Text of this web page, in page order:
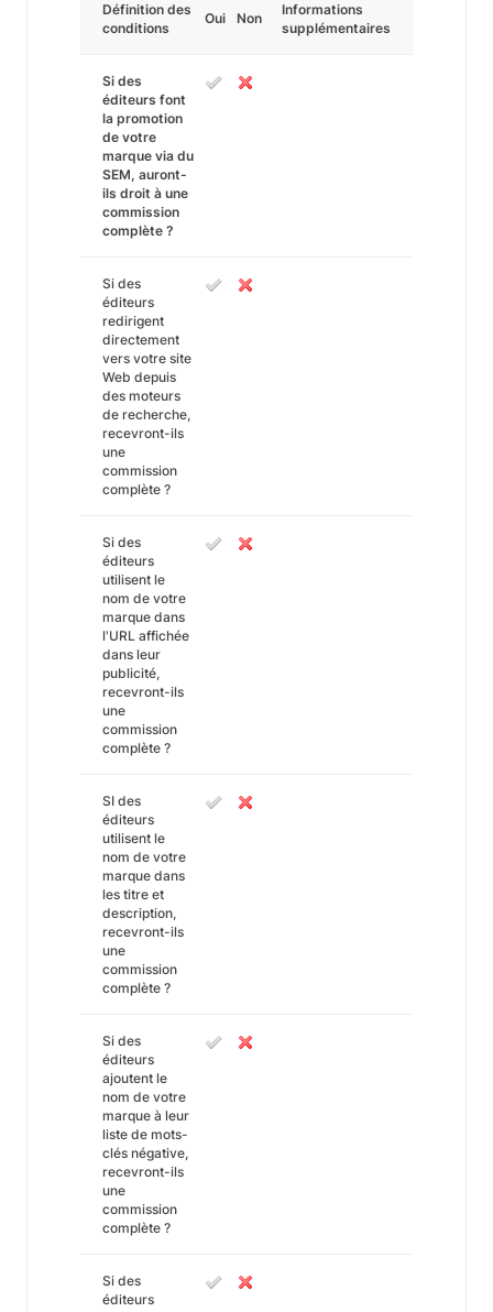
Définition des
conditions
Oui Non
Informations
supplémentaires
Si des
éditeurs font
la promotion
de votre
marque via du
SEM, auront-
ils droit à une
commission
complète ?
Si des
éditeurs
redirigent
directement
vers votre site
Web depuis
des moteurs
de recherche,
recevront-ils
une
commission
complète ?
Si des
éditeurs
utilisent le
nom de votre
marque dans
l'URL affichée
dans leur
publicité,
recevront-ils
une
commission
complète ?
SI des
éditeurs
utilisent le
nom de votre
marque dans
les titre et
description,
recevront-ils
une
commission
complète ?
Si des
éditeurs
ajoutent le
nom de votre
marque à leur
liste de mots-
clés négative,
recevront-ils
une
commission
complète ?
Si des
éditeurs